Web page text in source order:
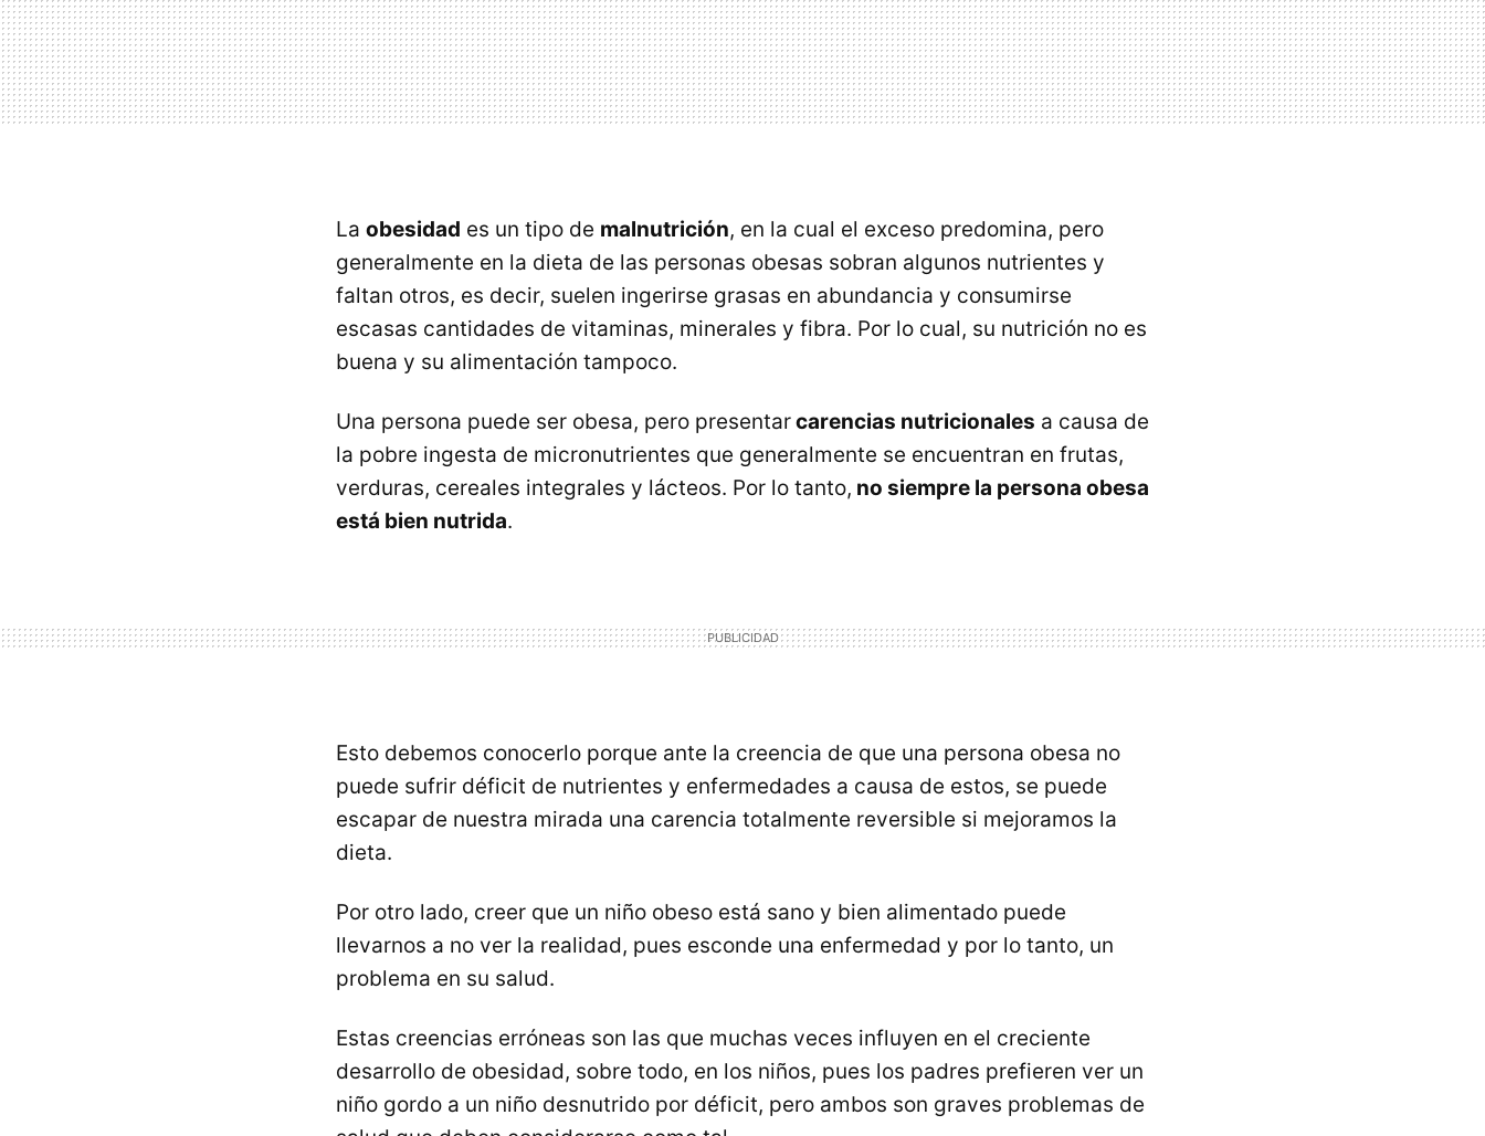
La obesidad es un tipo de malnutrición, en la cual el exceso predomina, pero
generalmente en la dieta de las personas obesas sobran algunos nutrientes y
faltan otros, es decir, suelen ingerirse grasas en abundancia y consumirse
escasas cantidades de vitaminas, minerales y fibra. Por lo cual, su nutrición no es
buena y su alimentación tampoco.
Una persona puede ser obesa, pero presentarcarencias nutricionales a causa de
la pobre ingesta de micronutrientes que generalmente se encuentran en frutas,
verduras, cereales integrales y lácteos. Por lo tanto, no siempre la persona obesa
está bien nutrida.
Esto debemos conocerlo porque ante la creencia de que una persona obesa no
puede sufrir déficit de nutrientes y enfermedades a causa de estos, se puede
escapar de nuestra mirada una carencia totalmente reversible si mejoramos la
dieta.
Por otro lado, creer que un niño obeso está sano y bien alimentado puede
llevarnos a no ver la realidad, pues esconde una enfermedad y por lo tanto, un
problema en su salud.
Estas creencias erróneas son las que muchas veces influyen en el creciente
desarrollo de obesidad, sobre todo, en los niños, pues los padres prefieren ver un
niño gordo a un niño desnutrido por déficit, pero ambos son graves problemas de